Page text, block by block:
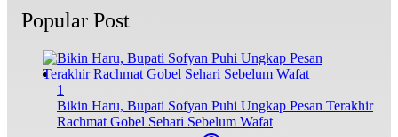
Popular Post
1
Bikin Haru, Bupati Sofyan Puhi Ungkap Pesan Terakhir
Rachmat Gobel Sehari Sebelum Wafat